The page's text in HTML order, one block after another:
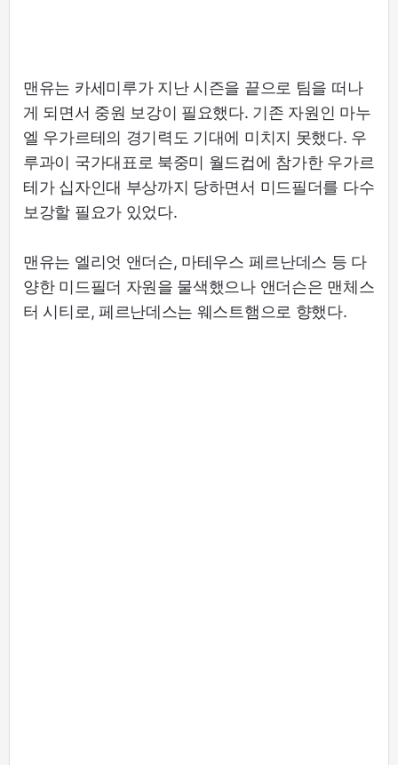
맨유는 카세미루가 지난 시즌을 끝으로 팀을 떠나
게 되면서 중원 보강이 필요했다. 기존 자원인 마누
엘 우가르테의 경기력도 기대에 미치지 못했다. 우
루과이 국가대표로 북중미 월드컵에 참가한 우가르
테가 십자인대 부상까지 당하면서 미드필더를 다수
보강할 필요가 있었다.
맨유는 엘리엇 앤더슨, 마테우스 페르난데스 등 다
양한 미드필더 자원을 물색했으나 앤더슨은 맨체스
터 시티로, 페르난데스는 웨스트햄으로 향했다.